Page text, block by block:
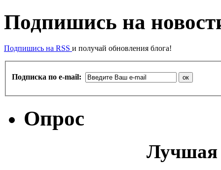
Подпишись на
Подпишись на RSS и получай обновления блога!
Подписка по e-mail:
Опрос
Лучшая